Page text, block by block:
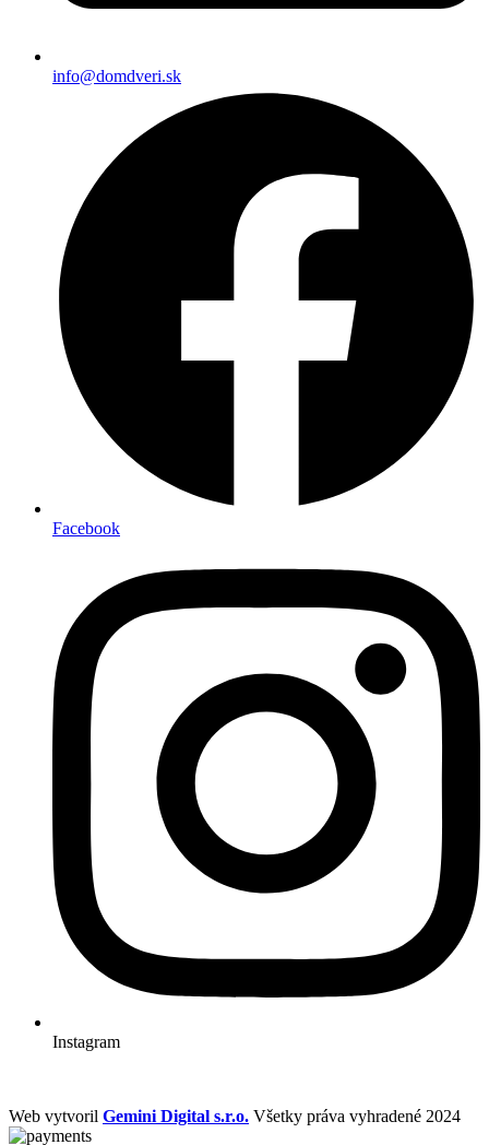
info@domdveri.sk
Facebook
Instagram
Web vytvoril Gemini Digital s.r.o. Všetky práva vyhradené 2024